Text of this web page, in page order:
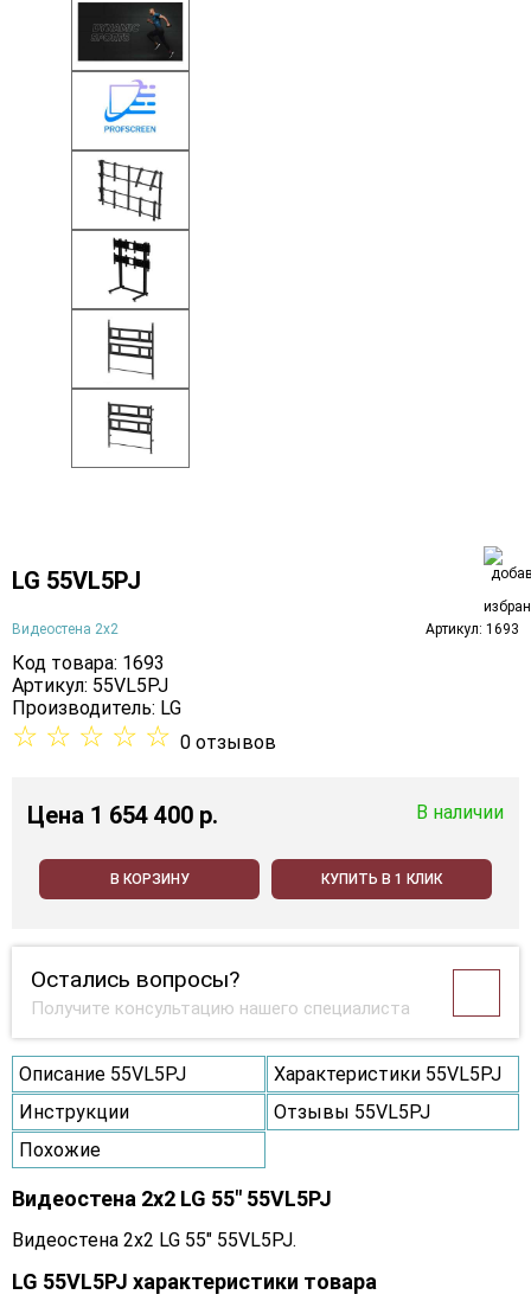
LG 55VL5PJ
Видеостена 2x2 Артикул: 1693
Код товара: 1693
Артикул: 55VL5PJ
Производитель: LG
☆ ☆ ☆ ☆ ☆ 0 отзывов
Цена 1 654 400 p. В наличии
В КОРЗИНУ КУПИТЬ В 1 КЛИК
Остались вопросы?
Получите консультацию нашего специалиста
Описание 55VL5PJ
Характеристики 55VL5PJ
Инструкции
Отзывы 55VL5PJ
Похожие
Видеостена 2x2 LG 55" 55VL5PJ
Видеостена 2x2 LG 55" 55VL5PJ.
LG 55VL5PJ характеристики товара